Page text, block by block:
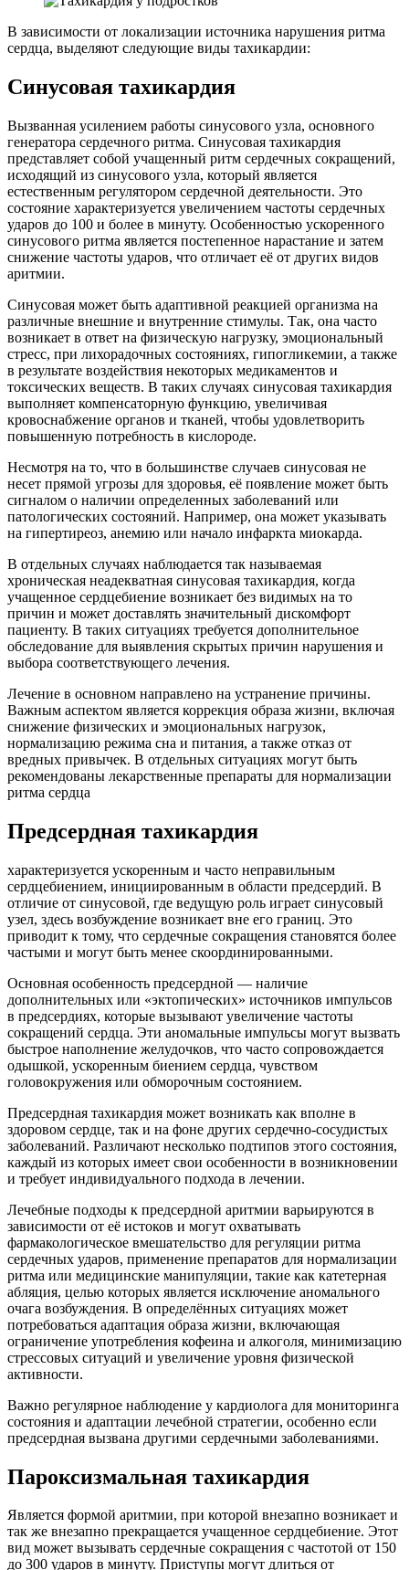
В зависимости от локализации источника нарушения ритма
сердца, выделяют следующие виды тахикардии:
Синусовая тахикардия
Вызванная усилением работы синусового узла, основного
генератора сердечного ритма. Синусовая тахикардия
представляет собой учащенный ритм сердечных сокращений,
исходящий из синусового узла, который является
естественным регулятором сердечной деятельности. Это
состояние характеризуется увеличением частоты сердечных
ударов до 100 и более в минуту. Особенностью ускоренного
синусового ритма является постепенное нарастание и затем
снижение частоты ударов, что отличает её от других видов
аритмии.
Синусовая может быть адаптивной реакцией организма на
различные внешние и внутренние стимулы. Так, она часто
возникает в ответ на физическую нагрузку, эмоциональный
стресс, при лихорадочных состояниях, гипогликемии, а также
в результате воздействия некоторых медикаментов и
токсических веществ. В таких случаях синусовая тахикардия
выполняет компенсаторную функцию, увеличивая
кровоснабжение органов и тканей, чтобы удовлетворить
повышенную потребность в кислороде.
Несмотря на то, что в большинстве случаев синусовая не
несет прямой угрозы для здоровья, её появление может быть
сигналом о наличии определенных заболеваний или
патологических состояний. Например, она может указывать
на гипертиреоз, анемию или начало инфаркта миокарда.
В отдельных случаях наблюдается так называемая
хроническая неадекватная синусовая тахикардия, когда
учащенное сердцебиение возникает без видимых на то
причин и может доставлять значительный дискомфорт
пациенту. В таких ситуациях требуется дополнительное
обследование для выявления скрытых причин нарушения и
выбора соответствующего лечения.
Лечение в основном направлено на устранение причины.
Важным аспектом является коррекция образа жизни, включая
снижение физических и эмоциональных нагрузок,
нормализацию режима сна и питания, а также отказ от
вредных привычек. В отдельных ситуациях могут быть
рекомендованы лекарственные препараты для нормализации
ритма сердца
Предсердная тахикардия
характеризуется ускоренным и часто неправильным
сердцебиением, инициированным в области предсердий. В
отличие от синусовой, где ведущую роль играет синусовый
узел, здесь возбуждение возникает вне его границ. Это
приводит к тому, что сердечные сокращения становятся более
частыми и могут быть менее скоординированными.
Основная особенность предсердной — наличие
дополнительных или «эктопических» источников импульсов
в предсердиях, которые вызывают увеличение частоты
сокращений сердца. Эти аномальные импульсы могут вызвать
быстрое наполнение желудочков, что часто сопровождается
одышкой, ускоренным биением сердца, чувством
головокружения или обморочным состоянием.
Предсердная тахикардия может возникать как вполне в
здоровом сердце, так и на фоне других сердечно-сосудистых
заболеваний. Различают несколько подтипов этого состояния,
каждый из которых имеет свои особенности в возникновении
и требует индивидуального подхода в лечении.
Лечебные подходы к предсердной аритмии варьируются в
зависимости от её истоков и могут охватывать
фармакологическое вмешательство для регуляции ритма
сердечных ударов, применение препаратов для нормализации
ритма или медицинские манипуляции, такие как катетерная
абляция, целью которых является исключение аномального
очага возбуждения. В определённых ситуациях может
потребоваться адаптация образа жизни, включающая
ограничение употребления кофеина и алкоголя, минимизацию
стрессовых ситуаций и увеличение уровня физической
активности.
Важно регулярное наблюдение у кардиолога для мониторинга
состояния и адаптации лечебной стратегии, особенно если
предсердная вызвана другими сердечными заболеваниями.
Пароксизмальная тахикардия
Является формой аритмии, при которой внезапно возникает и
так же внезапно прекращается учащенное сердцебиение. Этот
вид может вызывать сердечные сокращения с частотой от 150
до 300 ударов в минуту. Приступы могут длиться от